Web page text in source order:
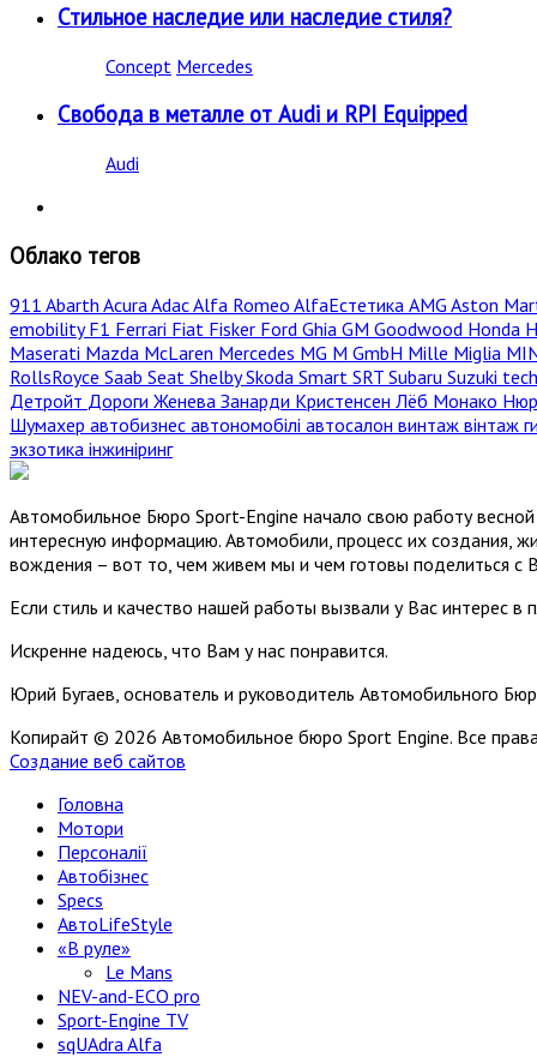
Стильное наследие или наследие стиля?
Concept Mercedes
Свобода в металле от Audi и RPI Equipped
Audi
Облако тегов
911 Abarth Acura AdacAlfa Romeo AlfaЕстетика AMG Aston
emobilityF1 Ferrari Fiat Fisker Ford Ghia GM Goodwood Honda
Maserati Mazda McLaren Mercedes MG M GmbH Mille Miglia
RollsRoyce Saab Seat ShelbySkoda Smart SRT Subaru Suzuki
Детройт Дороги Женева Занарди Кристенсен Лёб Монако
Шумахер автобизнес автономобілі автосалон винтаж вінтаж
экзотика інжиніринг
Автомобильное Бюро Sport-Engine начало свою работу
интересную информацию. Автомобили, процесс их создания,
вождения – вот то, чем живем мы и чем готовы поделиться с
Если стиль и качество нашей работы вызвали у Вас интерес в
Искренне надеюсь, что Вам у нас понравится.
Юрий Бугаев, основатель и руководитель Автомобильного
Копирайт © 2026 Автомобильное бюро Sport Engine. Все
Создание веб сайтов
Головна
Мотори
Персоналії
Автобізнес
Specs
АвтоLifeStyle
«В руле»
Le Mans
NEV-and-ECO pro
Sport-Engine TV
sqUAdra Alfa